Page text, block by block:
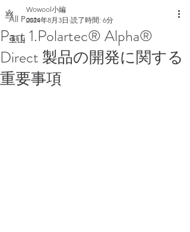
All Posts
玉山
Part 1.Polartec® Alpha®
Direct 製品の開発に関する
重要事項
Wowool小編
2024年8月3日 読了時間: 6分